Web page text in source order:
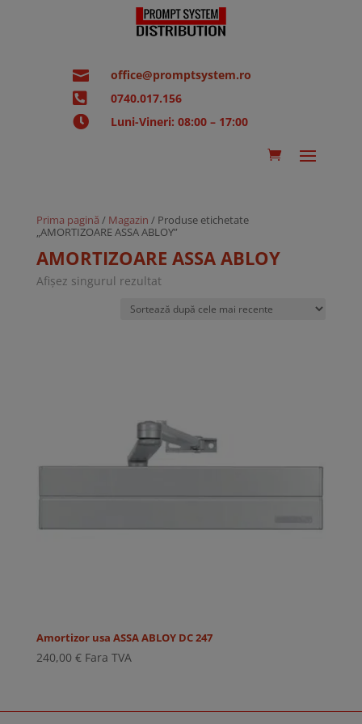
 office@promptsystem.ro
 0740.017.156
 Luni-Vineri: 08:00 – 17:00
Prima pagină / Magazin / Produse etichetate
„AMORTIZOARE ASSA ABLOY”
AMORTIZOARE ASSA ABLOY
Afișez singurul rezultat
Amortizor usa ASSA ABLOY DC 247
240,00 € Fara TVA